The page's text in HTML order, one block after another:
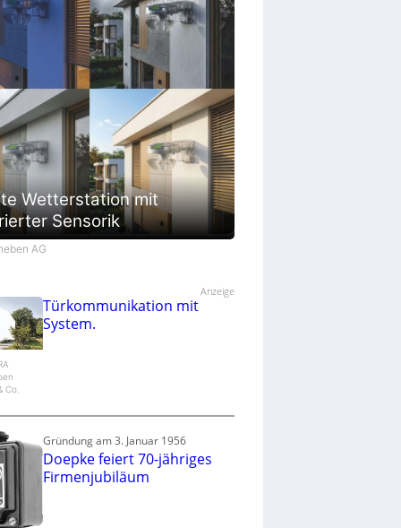
Wetterstation mit
Sensorik
AG
Anzeige
Co.
Türkommunikation mit
System.
Gründung am 3. Januar 1956
Doepke feiert 70-jähriges
Firmenjubiläum